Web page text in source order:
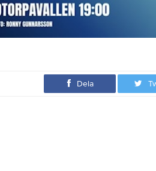
Dela